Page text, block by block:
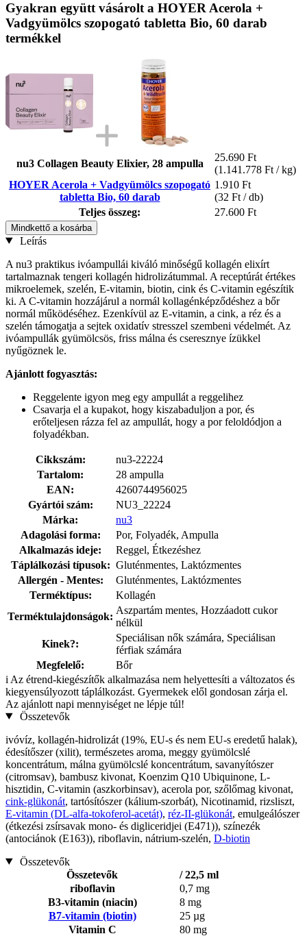
Gyakran együtt vásárolt a HOYER Acerola +
Vadgyümölcs szopogató tabletta Bio, 60 darab
termékkel
nu3 Collagen Beauty Elixier, 28 ampulla
25.690 Ft
(1.141.778 Ft / kg)
HOYER Acerola + Vadgyümölcs szopogató
tabletta Bio, 60 darab
1.910 Ft
(32 Ft / db)
Teljes összeg:
27.600 Ft
Mindkettő a kosárba
Leírás
A nu3 praktikus ivóampullái kiváló minőségű kollagén elixírt
tartalmaznak tengeri kollagén hidrolizátummal. A receptúrát értékes
mikroelemek, szelén, E-vitamin, biotin, cink és C-vitamin egészítik
ki. A C-vitamin hozzájárul a normál kollagénképződéshez a bőr
normál működéséhez. Ezenkívül az E-vitamin, a cink, a réz és a
szelén támogatja a sejtek oxidatív stresszel szembeni védelmét. Az
ivóampullák gyümölcsös, friss málna és cseresznye ízükkel
nyűgöznek le.
Ajánlott fogyasztás:
Reggelente igyon meg egy ampullát a reggelihez
Csavarja el a kupakot, hogy kiszabaduljon a por, és
erőteljesen rázza fel az ampullát, hogy a por feloldódjon a
folyadékban.
Cikkszám:
nu3-22224
Tartalom:
28 ampulla
EAN:
4260744956025
Gyártói szám:
NU3_22224
Márka:
nu3
Adagolási forma:
Por, Folyadék, Ampulla
Alkalmazás ideje:
Reggel, Étkezéshez
Táplálkozási típusok: Gluténmentes, Laktózmentes
Allergén - Mentes:
Gluténmentes, Laktózmentes
Terméktípus:
Kollagén
Terméktulajdonságok:
Aszpartám mentes, Hozzáadott cukor
nélkül
Kinek?:
Speciálisan nők számára, Speciálisan
férfiak számára
Megfelelő:
Bőr
i Az étrend-kiegészítők alkalmazása nem helyettesíti a változatos és
kiegyensúlyozott táplálkozást. Gyermekek elől gondosan zárja el.
Az ajánlott napi mennyiséget ne lépje túl!
Összetevők
ivóvíz, kollagén-hidrolizát (19%, EU-s és nem EU-s eredetű halak),
édesítőszer (xilit), természetes aroma, meggy gyümölcslé
koncentrátum, málna gyümölcslé koncentrátum, savanyítószer
(citromsav), bambusz kivonat, Koenzim Q10 Ubiquinone, L-
hisztidin, C-vitamin (aszkorbinsav), acerola por, szőlőmag kivonat,
cink-glükonát, tartósítószer (kálium-szorbát), Nicotinamid, rizsliszt,
E-vitamin (DL-alfa-tokoferol-acetát), réz-II-glükonát, emulgeálószer
(étkezési zsírsavak mono- és digliceridjei (E471)), színezék
(antociánok (E163)), riboflavin, nátrium-szelén, D-biotin
Összetevők
Összetevők
/ 22,5 ml
riboflavin
0,7 mg
B3-vitamin (niacin)
8 mg
B7-vitamin (biotin)
25 µg
Vitamin C
80 mg